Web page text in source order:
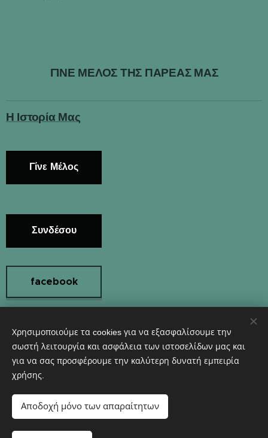
ΓΙΝΕ ΜΕΛΟΣ ΤΗΣ ΠΑΡΕΑΣ ΜΑΣ
Η Ιστορία Μας
Γίνε Μέλος
Συνδέσου
facebook
Instagram
Υλοποιήθηκε από τη Webnode
Χρησιμοποιούμε τα cookies για να εξασφαλίσουμε την
σωστή λειτουργία και ασφάλεια των ιστοσελίδων μας και
για να σας προσφέρουμε την καλύτερη δυνατή εμπειρία
χρήσης.
Αποδοχή μόνο των απαραίτητων